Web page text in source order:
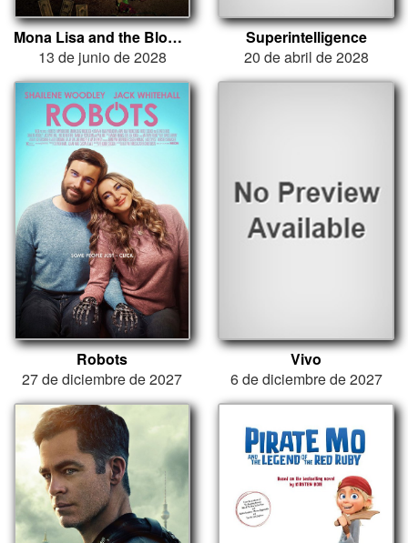
Mona Lisa and the Blood Moon
13 de junio de 2028
Superintelligence
20 de abril de 2028
Robots
27 de diciembre de 2027
Vivo
6 de diciembre de 2027